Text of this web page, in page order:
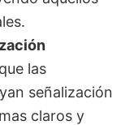
las
señalización
claros y